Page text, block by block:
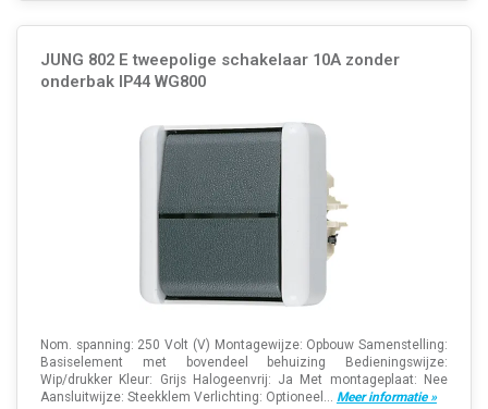
JUNG 802 E tweepolige schakelaar 10A zonder
onderbak IP44 WG800
Nom. spanning: 250 Volt (V) Montagewijze: Opbouw Samenstelling:
Basiselement met bovendeel behuizing Bedieningswijze:
Wip/drukker Kleur: Grijs Halogeenvrij: Ja Met montageplaat: Nee
Aansluitwijze: Steekklem Verlichting: Optioneel... Meer informatie »